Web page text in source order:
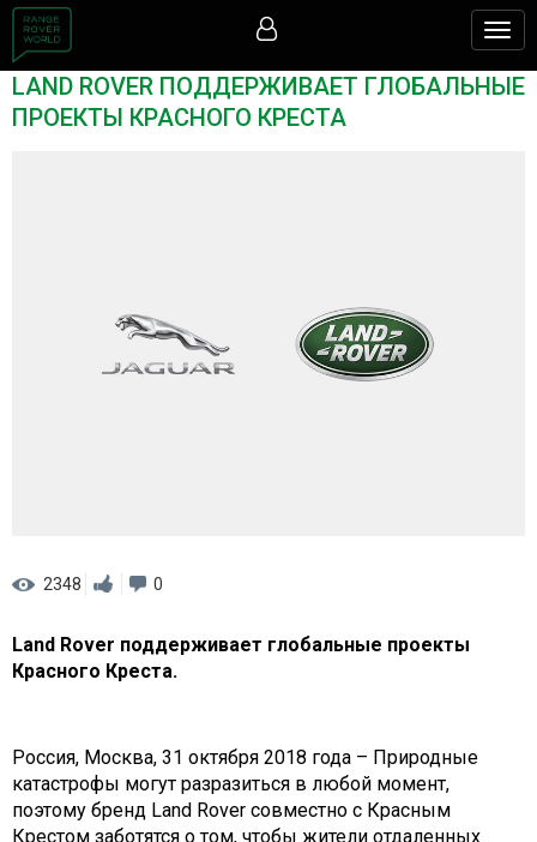
LAND ROVER ПОДДЕРЖИВАЕТ ГЛОБАЛЬНЫЕ
ПРОЕКТЫ КРАСНОГО КРЕСТА
2348 0
Land Rover поддерживает глобальные проекты
Красного Креста.
Россия, Москва, 31 октября 2018 года – Природные
катастрофы могут разразиться в любой момент,
поэтому бренд Land Rover совместно с Красным
Крестом заботятся о том, чтобы жители отдаленных